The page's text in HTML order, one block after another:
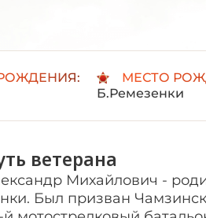
МЕСТО
Б.Ремезенки
ветерана
Михайлович -
Был призван